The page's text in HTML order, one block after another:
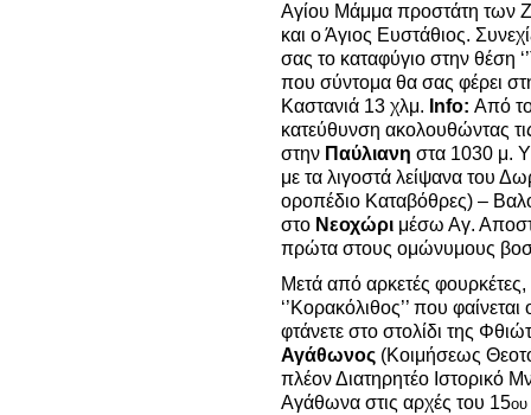
Αγίου Μάμμα προστάτη των
και ο Άγιος Ευστάθιος.
σας το καταφύγιο στην θέση
που σύντομα θα σας φέρει
Καστανιά 13 χλμ. Info: Από
κατεύθυνση ακολουθώντας
στην Παύλιανη στα 1030 μ.
με τα λιγοστά λείψανα του
οροπέδιο Καταβόθρες) –
στο Νεοχώρι μέσω Αγ.
πρώτα στους ομώνυμους
Μετά από αρκετές
‘’Κορακόλιθος’’ που
φτάνετε στο στολίδι της
Αγάθωνος (Κοιμήσεως
πλέον Διατηρητέο Ιστορικό
Αγάθωνα στις αρχές του 15ου